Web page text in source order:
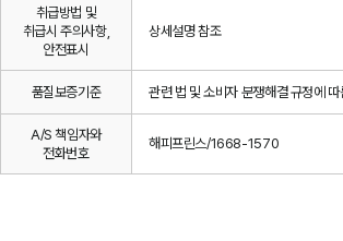
취급방법 및
취급시 주의사항,
안전표시
상세설명 참조
품질보증기준 관련 법 및 소비자 분쟁해결 규정에 따
A/S 책임자와
전화번호
해피프린스/1668-1570